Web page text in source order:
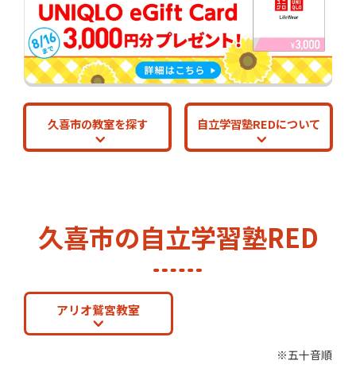
久喜市の教室を探す 自立学習塾REDについて
久喜市の自立学習塾RED
アリオ鷲宮教室
※五十音順